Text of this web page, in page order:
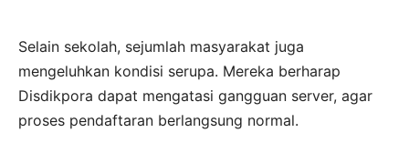
Selain sekolah, sejumlah masyarakat juga
mengeluhkan kondisi serupa. Mereka berharap
Disdikpora dapat mengatasi gangguan server, agar
proses pendaftaran berlangsung normal.